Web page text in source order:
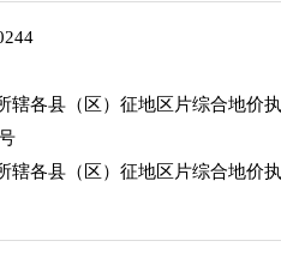
辖各县（区）征地区片综合地价
辖各县（区）征地区片综合地价